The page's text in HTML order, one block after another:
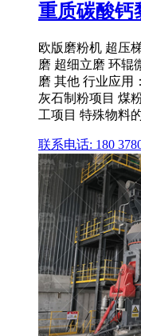
重质碳酸钙
欧版磨粉机 超压
磨 超细立磨 环辊
磨 其他 行业应用
灰石制粉项目 煤
工项目 特殊物料
联系电话: 180